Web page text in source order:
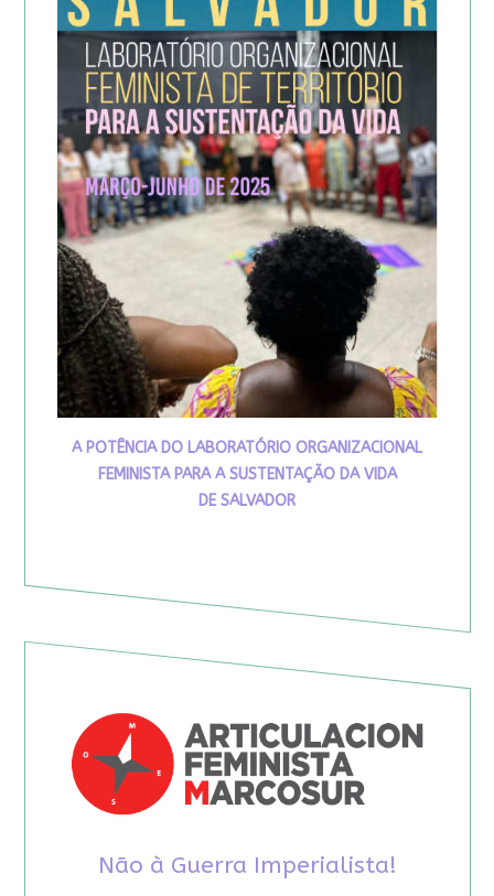
A POTÊNCIA DO LABORATÓRIO ORGANIZACIONAL
FEMINISTA PARA A SUSTENTAÇÃO DA VIDA
DE SALVADOR
Não à Guerra Imperialista!